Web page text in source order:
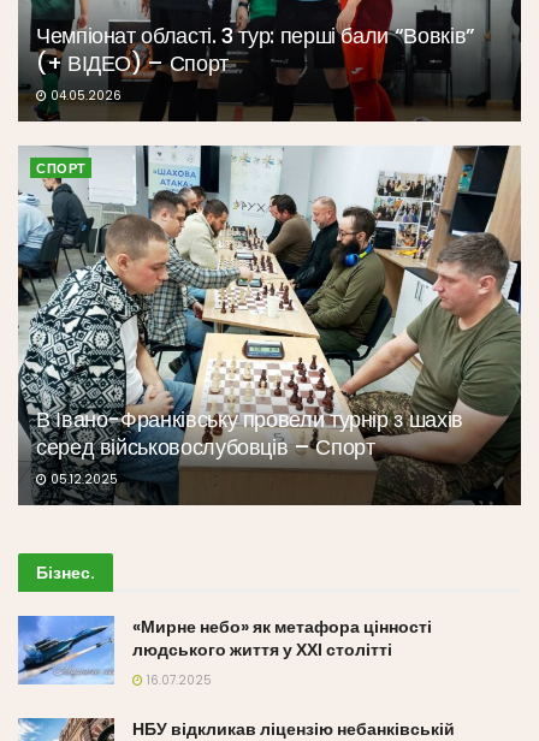
Чемпіонат області. 3 тур: перші бали “Вовків”
(+ ВІДЕО) – Спорт
04.05.2026
СПОРТ
В Івано-Франківську провели турнір з шахів
серед військовослубовців – Спорт
05.12.2025
Бізнес.
«Мирне небо» як метафора цінності
людського життя у ХХІ столітті
16.07.2025
НБУ відкликав ліцензію небанківській